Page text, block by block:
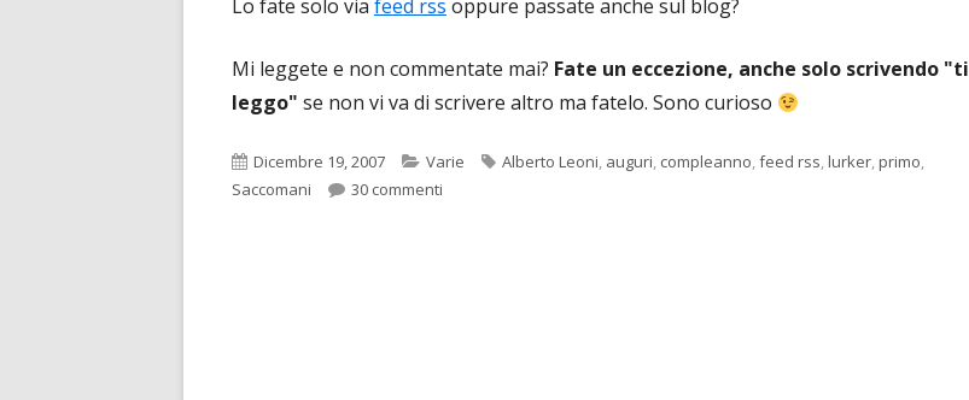
Lo fate solo via feed rss oppure passate anche sul blog?
Mi leggete e non commentate mai? Fate un eccezione, anche solo scrivendo "ti
leggo" se non vi va di scrivere altro ma fatelo. Sono curioso
Pubblicato
Dicembre 19, 2007 Categorie
Varie Tag
Alberto Leoni, auguri, compleanno,feed rss,lurker,primo,
Saccomani
30 commenti